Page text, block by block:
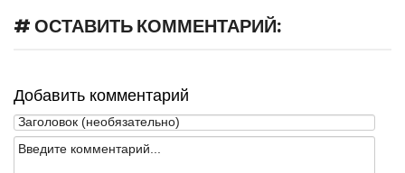
# ОСТАВИТЬ КОММЕНТАРИЙ:
Добавить комментарий